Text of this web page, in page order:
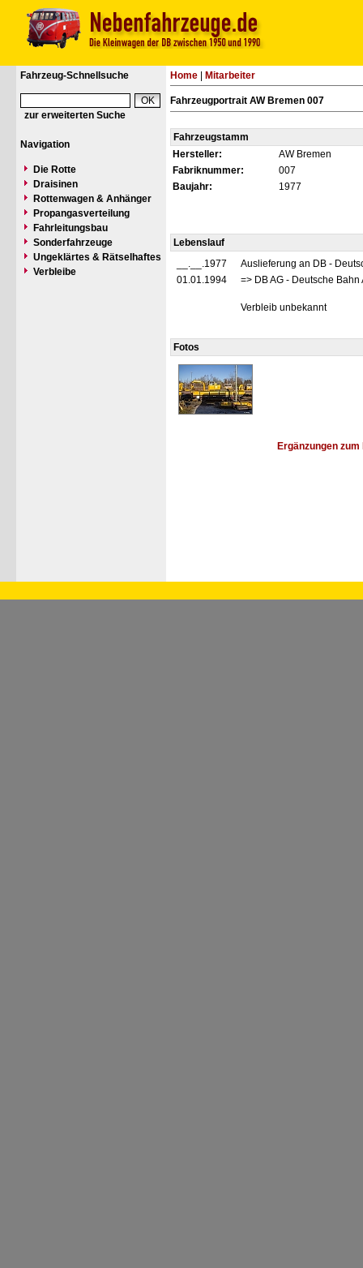
Fahrzeug-Schnellsuche
zur erweiterten Suche
Navigation
Die Rotte
Draisinen
Rottenwagen & Anhänger
Propangasverteilung
Fahrleitungsbau
Sonderfahrzeuge
Ungeklärtes & Rätselhaftes
Verbleibe
Home Mitarbeiter
Fahrzeugportrait AW Bremen 007
Fahrzeugstamm
Hersteller:
AW Bremen
Fabriknummer:
007
Baujahr:
1977
Lebenslauf
__.__.1977
Auslieferung an DB -
01.01.1994
=> DB AG - Deutsche
Verbleib unbekannt
Fotos
Ergänzungen